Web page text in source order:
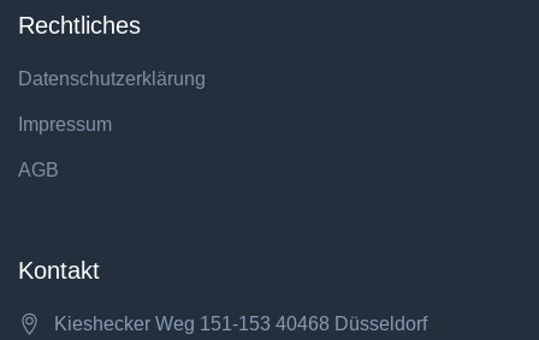
Rechtliches
Datenschutzerklärung
Impressum
AGB
Kontakt
Kieshecker Weg 151-153 40468 Düsseldorf